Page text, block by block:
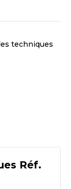
Réf.
techniques